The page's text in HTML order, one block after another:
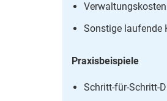
Sonstige laufende
Praxisbeispiele
Schritt-für-Schritt-